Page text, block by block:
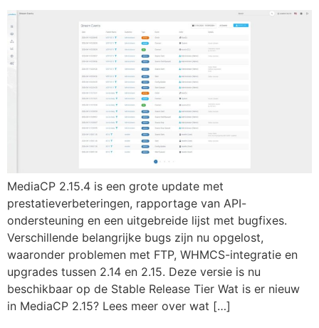
MediaCP 2.15.4 is een grote update met
prestatieverbeteringen, rapportage van API-
ondersteuning en een uitgebreide lijst met bugfixes.
Verschillende belangrijke bugs zijn nu opgelost,
waaronder problemen met FTP, WHMCS-integratie en
upgrades tussen 2.14 en 2.15. Deze versie is nu
beschikbaar op de Stable Release Tier Wat is er nieuw
in MediaCP 2.15? Lees meer over wat […]